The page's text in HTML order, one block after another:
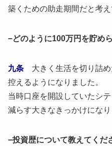
築くための助走期間だと考
−どのように100万円を貯め
九条 大きく生活を切り詰
控えるようになりました。
当時口座を開設していたシ
減らす大きなきっかけにな
−投資歴について教えてくだ